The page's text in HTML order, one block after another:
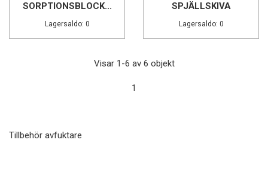
SORPTIONSBLOCK...
Lagersaldo: 0
SPJÄLLSKIVA
Lagersaldo: 0
Visar 1-6 av 6 objekt
1
Tillbehör avfuktare